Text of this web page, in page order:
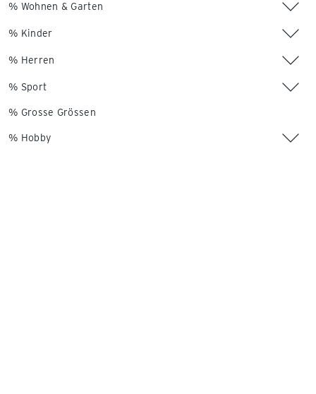
% Wohnen & Garten
% Kinder
% Herren
% Sport
% Grosse Grössen
% Hobby